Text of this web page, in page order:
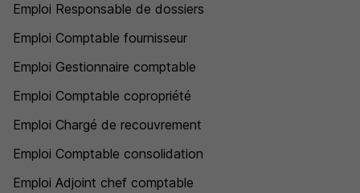
Emploi Responsable de dossiers
Emploi Comptable fournisseur
Emploi Gestionnaire comptable
Emploi Comptable copropriété
Emploi Chargé de recouvrement
Emploi Comptable consolidation
Emploi Adjoint chef comptable